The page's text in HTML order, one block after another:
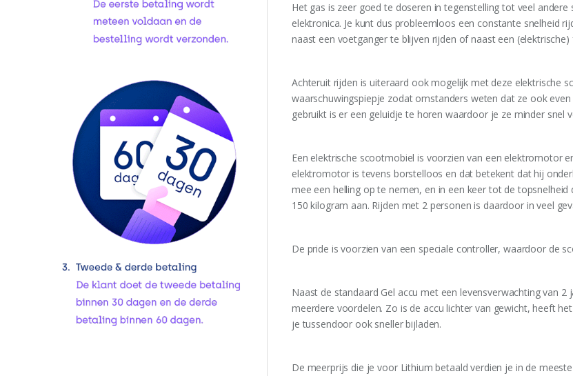
Het gas is zeer goed te doseren in tegenstelling tot veel
elektronica. Je kunt dus probleemloos een constante snelheid
naast een voetganger te blijven rijden of naast een (elektrische)
Achteruit rijden is uiteraard ook mogelijk met deze elektrische
waarschuwingspiepje zodat omstanders weten dat ze ook
gebruikt is er een geluidje te horen waardoor je ze minder snel
Een elektrische scootmobiel is voorzien van een elektromotor
elektromotor is tevens borstelloos en dat betekent dat hij
mee een helling op te nemen, en in een keer tot de
150 kilogram aan. Rijden met 2 personen is daardoor in veel
De pride is voorzien van een speciale controller, waardoor de
Naast de standaard Gel accu met een levensverwachting van
meerdere voordelen. Zo is de accu lichter van gewicht, heeft
je tussendoor ook sneller bijladen.
De meerprijs die je voor Lithium betaald verdien je in de